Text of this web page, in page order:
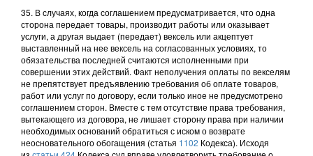
35. В случаях, когда соглашением предусматривается, что одна
сторона передает товары, производит работы или оказывает
услуги, а другая выдает (передает) вексель или акцептует
выставленный на нее вексель на согласованных условиях, то
обязательства последней считаются исполненными при
совершении этих действий. Факт неполучения оплаты по векселям
не препятствует предъявлению требования об оплате товаров,
работ или услуг по договору, если только иное не предусмотрено
соглашением сторон. Вместе с тем отсутствие права требования,
вытекающего из договора, не лишает сторону права при наличии
необходимых оснований обратиться с иском о возврате
неосновательного обогащения (статья 1102 Кодекса). Исходя